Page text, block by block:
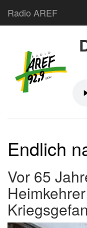
Radio AREF
Endlich
Vor 65